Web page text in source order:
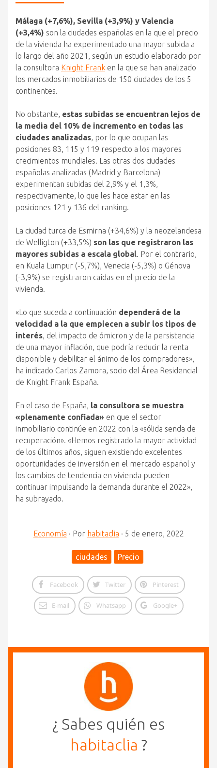
Málaga (+7,6%), Sevilla (+3,9%) y Valencia
(+3,4%) son la ciudades españolas en la que el precio
de la vivienda ha experimentado una mayor subida a
lo largo del año 2021, según un estudio elaborado por
la consultora Knight Frank en la que se han analizado
los mercados inmobiliarios de 150 ciudades de los 5
continentes.
No obstante, estas subidas se encuentran lejos de
la media del 10% de incremento en todas las
ciudades analizadas, por lo que ocupan las
posiciones 83, 115 y 119 respecto a los mayores
crecimientos mundiales. Las otras dos ciudades
españolas analizadas (Madrid y Barcelona)
experimentan subidas del 2,9% y el 1,3%,
respectivamente, lo que les hace estar en las
posiciones 121 y 136 del ranking.
La ciudad turca de Esmirna (+34,6%) y la neozelandesa
de Welligton (+33,5%) son las que registraron las
mayores subidas a escala global. Por el contrario,
en Kuala Lumpur (-5,7%), Venecia (-5,3%) o Génova
(-3,9%) se registraron caídas en el precio de la
vivienda.
«Lo que suceda a continuación dependerá de la
velocidad a la que empiecen a subir los tipos de
interés, del impacto de ómicron y de la persistencia
de una mayor inflación, que podría reducir la renta
disponible y debilitar el ánimo de los compradores»,
ha indicado Carlos Zamora, socio del Área Residencial
de Knight Frank España.
En el caso de España, la consultora se muestra
«plenamente confiada» en que el sector
inmobiliario continúe en 2022 con la «sólida senda de
recuperación». «Hemos registrado la mayor actividad
de los últimos años, siguen existiendo excelentes
oportunidades de inversión en el mercado español y
los cambios de tendencia en vivienda pueden
continuar impulsando la demanda durante el 2022»,
ha subrayado.
Economía · Por habitaclia · 5 de enero, 2022
ciudades Precio
Facebook Twitter Pinterest
E-mail Whatsapp Google+
¿ Sabes quién es
habitaclia ?